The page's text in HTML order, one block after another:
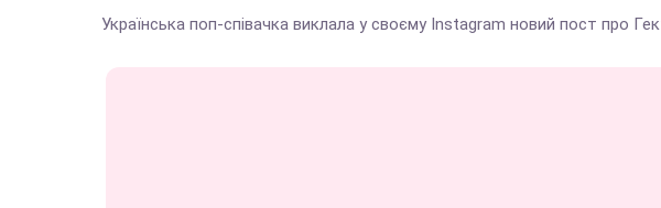
Українська поп-співачка виклала у своєму Instagram новий пост про